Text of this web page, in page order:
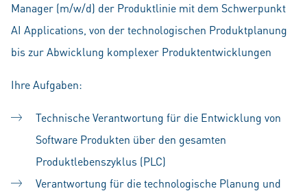
Manager (m/w/d) der Produktlinie mit dem Schwerpunkt
AI Applications, von der technologischen Produktplanung
bis zur Abwicklung komplexer Produktentwicklungen
Ihre Aufgaben:
Technische Verantwortung für die Entwicklung von
Software Produkten über den gesamten
Produktlebenszyklus (PLC)
Verantwortung für die technologische Planung und